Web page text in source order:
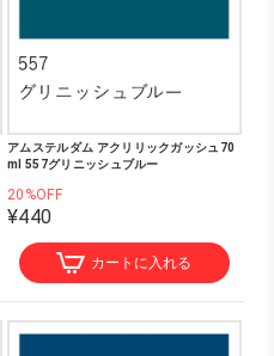
アムステルダム アクリリックガッシュ70
ml 557グリニッシュブルー
20%OFF
¥440
カートに入れる